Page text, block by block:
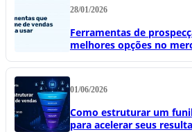
28/01/2026
Ferramentas de
melhores opções no
01/06/2026
Como estruturar um
para acelerar seus